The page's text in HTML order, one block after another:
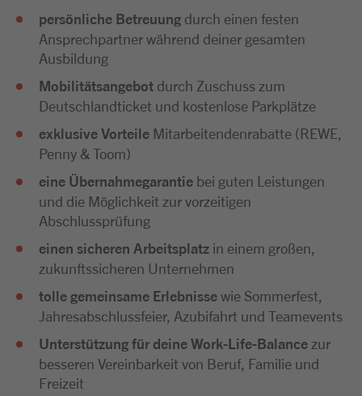
persönliche Betreuung durch einen festen
Ansprechpartner während deiner gesamten
Ausbildung
Mobilitätsangebot durch Zuschuss zum
Deutschlandticket und kostenlose Parkplätze
exklusive Vorteile Mitarbeitendenrabatte (REWE,
Penny & Toom)
eine Übernahmegarantie bei guten Leistungen
und die Möglichkeit zur vorzeitigen
Abschlussprüfung
einen sicheren Arbeitsplatz in einem großen,
zukunftssicheren Unternehmen
tolle gemeinsame Erlebnissewie Sommerfest,
Jahresabschlussfeier, Azubifahrt und Teamevents
Unterstützung für deine Work-Life-Balance zur
besseren Vereinbarkeit von Beruf, Familie und
Freizeit